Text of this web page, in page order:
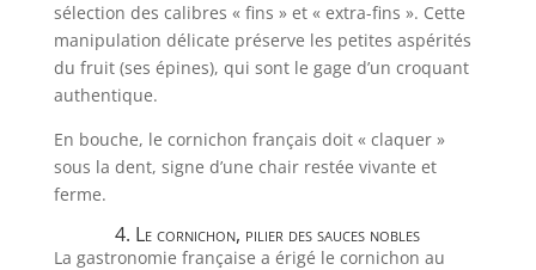
sélection des calibres « fins » et « extra-fins ». Cette
manipulation délicate préserve les petites aspérités
du fruit (ses épines), qui sont le gage d’un croquant
authentique.
En bouche, le cornichon français doit « claquer »
sous la dent, signe d’une chair restée vivante et
ferme.
4. Le cornichon, pilier des sauces nobles
La gastronomie française a érigé le cornichon au